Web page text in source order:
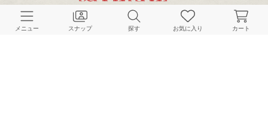
CUSTOMER SERVICE
メニュー スナップ 探す お気に入り カート